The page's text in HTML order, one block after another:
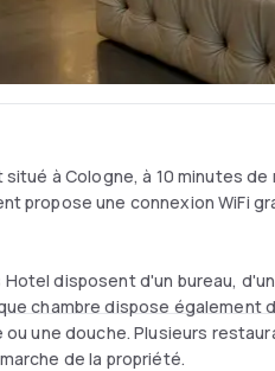
situé à Cologne, à 10 minutes de
propose une connexion WiFi
Hotel disposent d'un bureau,
chambre dispose également
ou une douche. Plusieurs
de la propriété.